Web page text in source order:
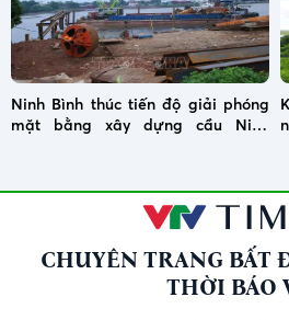
Ninh Bình thúc tiến độ giải phóng
mặt bằng xây dựng cầu Ninh
CHUYÊN TRANG BẤT
THỜI BÁO